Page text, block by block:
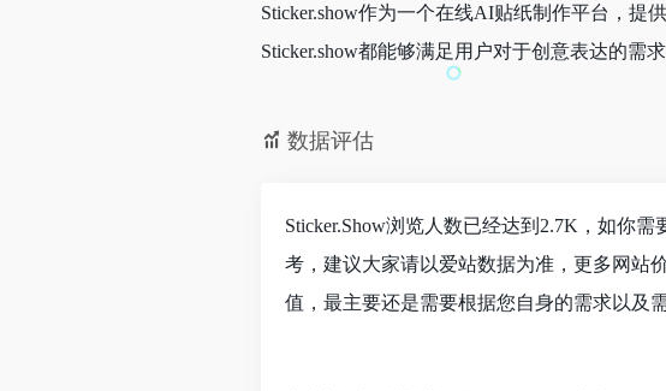
Sticker.show作为一个在线AI贴纸制作平台，提
Sticker.show都能够满足用户对于创意表达的需求
数据评估
Sticker.Show浏览人数已经达到2.7K，如你
考，建议大家请以爱站数据为准，更多网站
值，最主要还是需要根据您自身的需求以及